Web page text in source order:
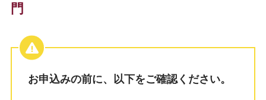
門
お申込みの前に、以下をご確認ください。